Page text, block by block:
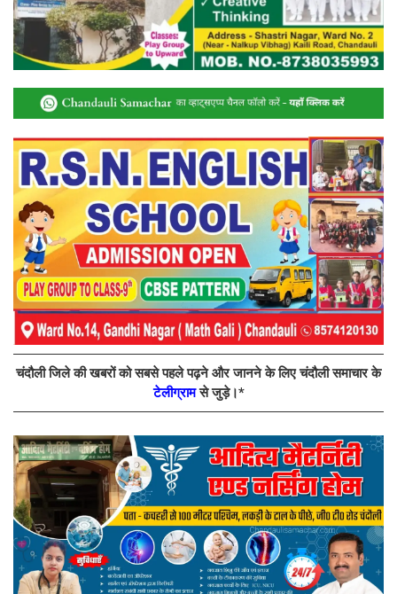
चंदौली जिले की खबरों को सबसे पहले पढ़ने और जानने के लिए चंदौली समाचार के
टेलीग्रामसे जुड़े।*